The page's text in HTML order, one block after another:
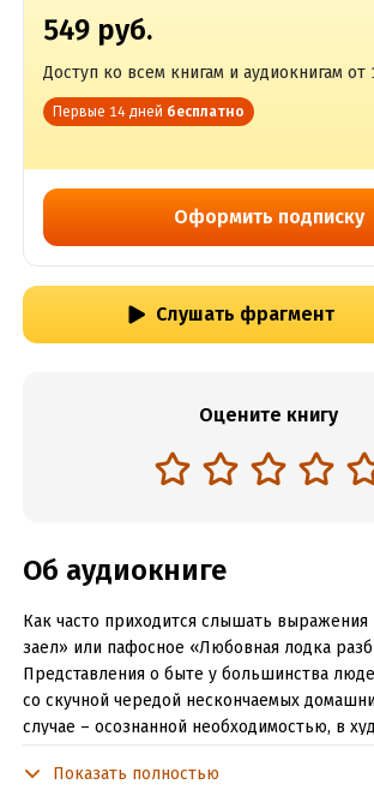
549 руб.
Доступ ко всем книгам и аудиокнигам от
Первые 14 дней бесплатно
Оформить подписку
Слушать фрагмент
Оцените книгу
Об аудиокниге
Как часто приходится слышать
заел» или пафосное «Любовная лодка
Представления о быте у большинства
со скучной чередой нескончаемых
случае – осознанной необходимостью, в
нашей жизни оказывается «окрашена»
Показать полностью